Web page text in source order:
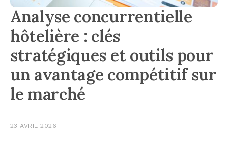
Analyse concurrentielle
hôtelière : clés
stratégiques et outils pour
un avantage compétitif sur
le marché
23 AVRIL 2026